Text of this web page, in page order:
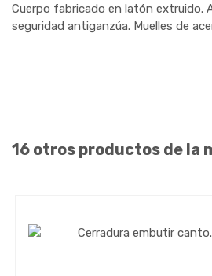
Cuerpo fabricado en latón extruido.
seguridad antiganzúa. Muelles de
16 otros productos de la